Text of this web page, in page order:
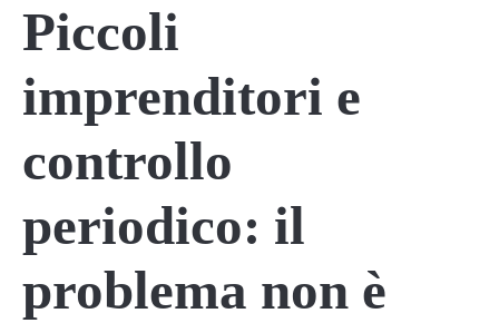
Piccoli
imprenditori e
controllo
periodico: il
problema non è